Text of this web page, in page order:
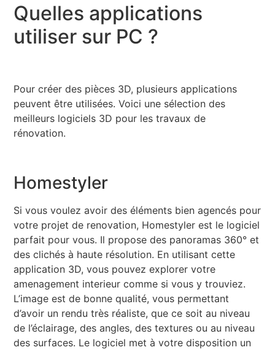
Quelles applications
utiliser sur PC ?
Pour créer des pièces 3D, plusieurs applications
peuvent être utilisées. Voici une sélection des
meilleurs logiciels 3D pour les travaux de
rénovation.
Homestyler
Si vous voulez avoir des éléments bien agencés pour
votre projet de renovation, Homestyler est le logiciel
parfait pour vous. Il propose des panoramas 360° et
des clichés à haute résolution. En utilisant cette
application 3D, vous pouvez explorer votre
amenagement interieur comme si vous y trouviez.
L’image est de bonne qualité, vous permettant
d’avoir un rendu très réaliste, que ce soit au niveau
de l’éclairage, des angles, des textures ou au niveau
des surfaces. Le logiciel met à votre disposition un